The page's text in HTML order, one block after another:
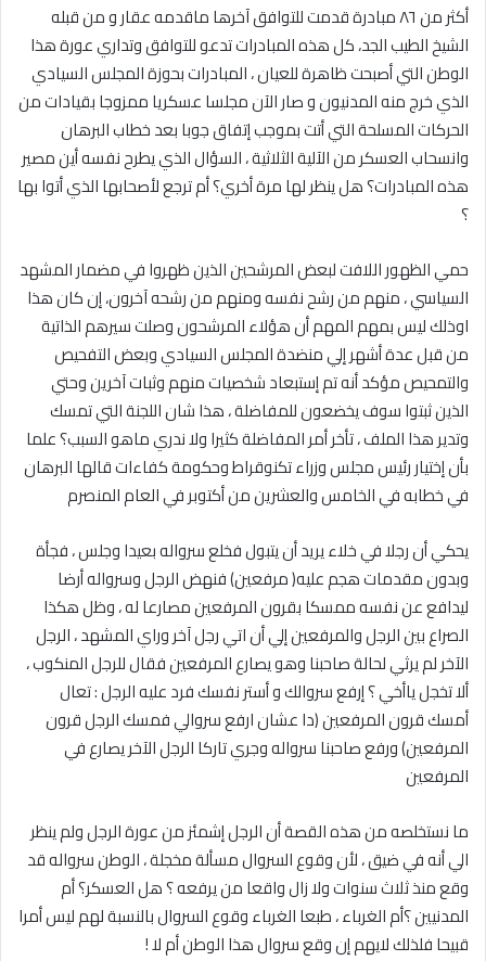
أكثر من ٨٦ مبادرة قدمت للتوافق آخرها ماقدمه عقار و من قبله
الشيخ الطيب الجد، كل هذه المبادرات تدعو للتوافق وتداري عورة هذا
الوطن التي أصبحت ظاهرة للعيان ، المبادرات بحوزة المجلس السيادي
الذي خرج منه المدنيون و صار الآن مجلسا عسكريا ممزوجا بقيادات من
الحركات المسلحة التي أتت بموجب إتفاق جوبا بعد خطاب البرهان
وانسحاب العسكر من الآلية الثلاثية ، السؤال الذي يطرح نفسه أين مصير
هذه المبادرات؟ هل ينظر لها مرة أخري؟ أم ترجع لأصحابها الذي أتوا بها
؟
حمي الظهور اللافت لبعض المرشحين الذين ظهروا في مضمار المشهد
السياسي ، منهم من رشح نفسه ومنهم من رشحه آخرون، إن كان هذا
اوذلك ليس بمهم المهم أن هؤلاء المرشحون وصلت سيرهم الذاتية
من قبل عدة أشهر إلي منضدة المجلس السيادي وبعض التفحيص
والتمحيص مؤكد أنه تم إستبعاد شخصيات منهم وثبات آخرين وحتي
الذين ثبتوا سوف يخضعون للمفاضلة ، هذا شان اللجنة التي تمسك
وتدير هذا الملف ، تأخر أمر المفاضلة كثيرا ولا ندري ماهو السبب؟ علما
بأن إختيار رئيس مجلس وزراء تكنوقراط وحكومة كفاءات قالها البرهان
في خطابه في الخامس والعشرين من أكتوبر في العام المنصرم
يحكي أن رجلا في خلاء يريد أن يتبول فخلع سرواله بعيدا وجلس ، فجأة
وبدون مقدمات هجم عليه( مرفعين) فنهض الرجل وسرواله أرضا
ليدافع عن نفسه ممسكا بقرون المرفعين مصارعا له ، وظل هكذا
الصراع بين الرجل والمرفعين إلي أن اتي رجل آخر وراي المشهد ، الرجل
الآخر لم يرثي لحالة صاحبنا وهو يصارع المرفعين فقال للرجل المنكوب ،
ألا تخجل ياأخي ؟ إرفع سروالك و أستر نفسك فرد عليه الرجل : تعال
أمسك قرون المرفعين (دا عشان ارفع سروالي فمسك الرجل قرون
المرفعين) ورفع صاحبنا سرواله وجري تاركا الرجل الآخر يصارع في
المرفعين
ما نستخلصه من هذه القصة أن الرجل إشمئز من عورة الرجل ولم ينظر
الي أنه في ضيق ، لأن وقوع السروال مسألة مخجلة ، الوطن سرواله قد
وقع منذ ثلاث سنوات ولا زال واقعا من يرفعه ؟ هل العسكر؟ أم
المدنيين ؟أم الغرباء ، طبعا الغرباء وقوع السروال بالنسبة لهم ليس أمرا
قبيحا فلذلك لايهم إن وقع سروال هذا الوطن أم لا !